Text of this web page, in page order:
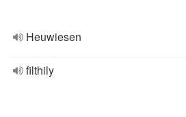
Heuwiesen
filthily